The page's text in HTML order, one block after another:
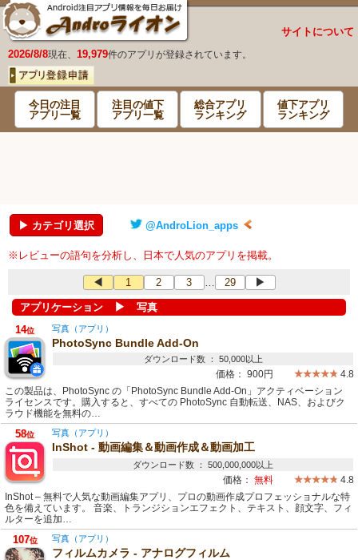
サイトについて
2026/8/8現在、 19,979件のアプリが登録されています。
今日の注目
アプリ一覧
注目の値下
アプリ一覧
総合アプリ
ランキング
値下アプリ
ランキング
▶ カテゴリ選択 @AndroLion_apps
※レビューの語句を分析し、日本で人気のアプリを掲載。
◀ 1 2 3 … 29 ▶
アプリケーション ▶ 写真
14位 写真（アプリ）
PhotoSync Bundle Add-On
ダウンロード数 ： 50,000以上
価格： 900円
4.8
この製品は、PhotoSync の「PhotoSync Bundle Add-On」アクティベーション
ライセンスです。購入すると、すべての PhotoSync 自動転送、NAS、およびク
ラウド機能を無料の…
58位 写真（アプリ）
InShot - 動画編集＆動画作成＆動画加工
ダウンロード数 ： 500,000,000以上
価格： 無料
4.8
InShot – 無料で人気な動画編集アプリ、プロの動画作成プロフェッショナルな特
色を備えています。 音楽、トランジションエフェクト、テキスト、顔文字、フィ
ルターを追加…
107位 写真（アプリ）
フィルムカメラ - アナログフィルム